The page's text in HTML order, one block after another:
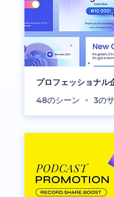
プロフェッショナル
48のシーン 3の